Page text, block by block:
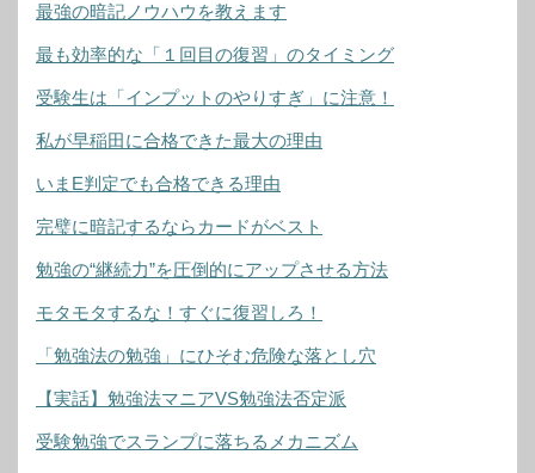
最強の暗記ノウハウを教えます
最も効率的な「１回目の復習」のタイミング
受験生は「インプットのやりすぎ」に注意！
私が早稲田に合格できた最大の理由
いまE判定でも合格できる理由
完璧に暗記するならカードがベスト
勉強の“継続力”を圧倒的にアップさせる方法
モタモタするな！すぐに復習しろ！
「勉強法の勉強」にひそむ危険な落とし穴
【実話】勉強法マニアVS勉強法否定派
受験勉強でスランプに落ちるメカニズム